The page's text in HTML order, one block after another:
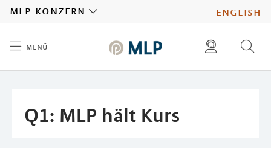
english
mlp konzern
menü
ad hoc mitteilungen finden
Q1: MLP hält Kurs